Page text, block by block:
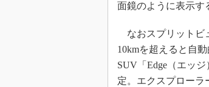
面鏡のように表示す
なおスプリットビ
10kmを超えると自
SUV「Edge（エッ
定。エクスプローラ